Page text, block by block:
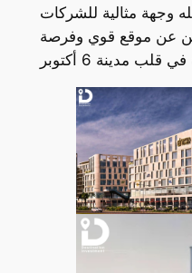
وجهة مثالية للشركات
عن موقع قوي وفرصة